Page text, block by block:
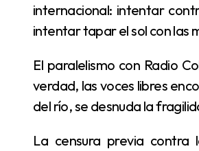
internacional: intentar
intentar tapar el sol con las
El paralelismo con Radio Colonia no es casual: cada vez que en Argentina se intentó silenciar la
verdad, las voces libres
del río, se desnuda la
La censura previa contra la prensa es un límite que ningún gobierno democrático debería